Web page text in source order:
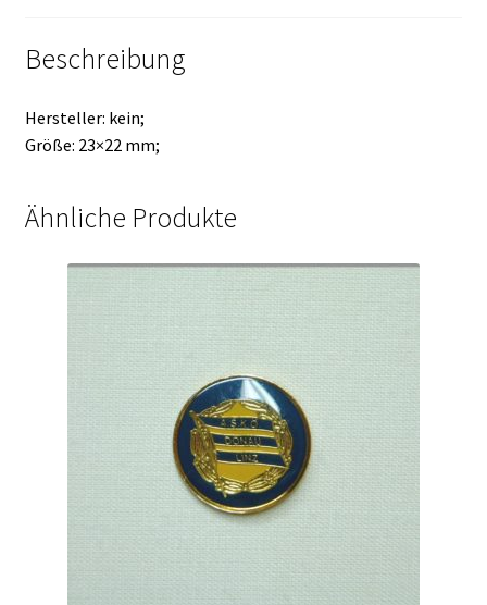
Beschreibung
Hersteller: kein;
Größe: 23×22 mm;
Ähnliche Produkte